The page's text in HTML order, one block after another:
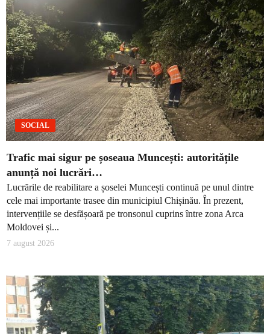
SOCIAL
Trafic mai sigur pe șoseaua Muncești: autoritățile
anunță noi lucrări…
Lucrările de reabilitare a șoselei Muncești continuă pe unul dintre
cele mai importante trasee din municipiul Chișinău. În prezent,
intervențiile se desfășoară pe tronsonul cuprins între zona Arca
Moldovei și...
7 august 2026